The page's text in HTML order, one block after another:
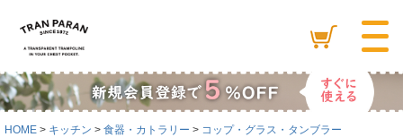
HOME キッチン 食器・カトラリー
コップ・グラス・タンブラー